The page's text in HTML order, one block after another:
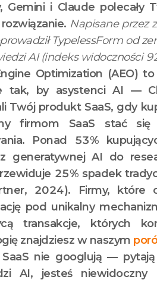
Gemini i Claude
Napisane przez
TypelessForm od
AI (indeks widoczności
Optimization (AEO)
tak, by asystenci AI —
Twój produkt SaaS, gdy
firmom SaaS stać
Ponad 53%
generatywnej AI do
25% spadek
2024). Firmy, które
pod unikalny
transakcje, których
znajdziesz w naszym
SaaS nie googlują —
AI, jesteś